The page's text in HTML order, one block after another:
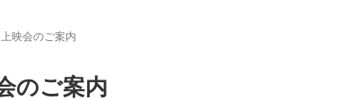
映会のご案内
のご案内